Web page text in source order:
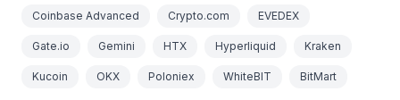
Coinbase Advanced Crypto.com EVEDEX
Gate.io Gemini HTX Hyperliquid Kraken
Kucoin OKX Poloniex WhiteBIT BitMart